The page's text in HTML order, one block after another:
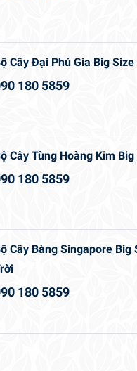
Cây Đại Phú Gia Big Size
180 5859
Cây Tùng Hoàng Kim
180 5859
Cây Bàng Singapore Big
180 5859